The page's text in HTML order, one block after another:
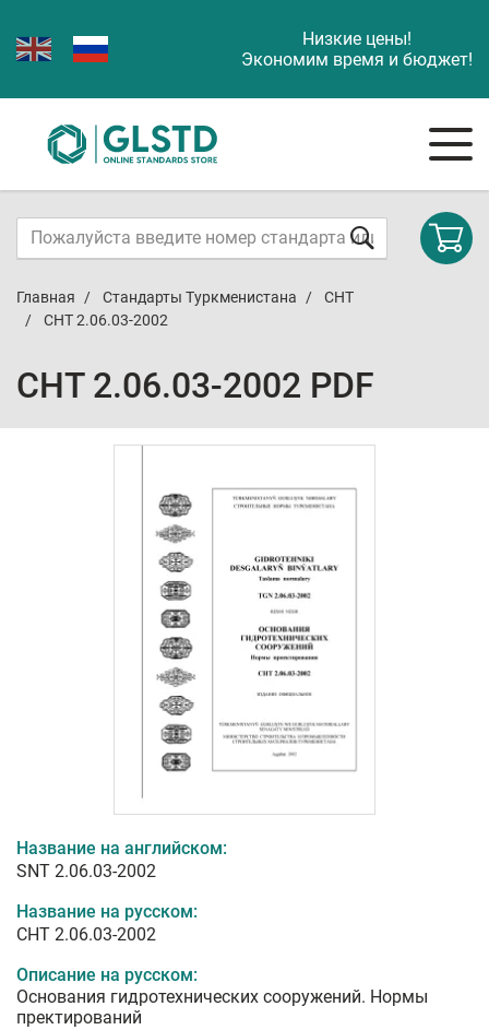
Низкие цены!
Экономим время и бюджет!
Главная Стандарты Туркменистана
СНТ
СНТ 2.06.03-2002
СНТ 2.06.03-2002 PDF
Название на английском:
SNT 2.06.03-2002
Название на русском:
СНТ 2.06.03-2002
Описание на русском:
Основания гидротехнических сооружений. Нормы
пректирований